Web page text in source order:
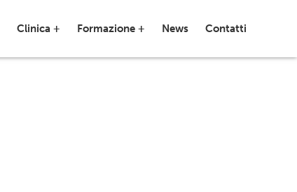
Clinica + Formazione + News Contatti